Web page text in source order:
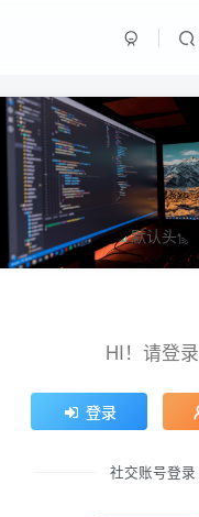
HI！请登录
登录
社交账号登录